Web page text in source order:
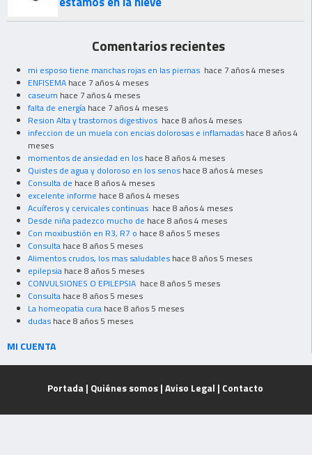
Comentarios recientes
mi esposo tiene manchas rojas en las piernas hace 7 años 4 meses
ENFISEMA hace 7 años 4 meses
caseum hace 7 años 4 meses
falta de energía hace 7 años 4 meses
Resion Alta y trastornos digestivos hace 8 años 4 meses
infeccion de un muela con encias dolorosas e inflamadas hace 8 años 4
meses
momentos de ansiedad en los hace 8 años 4 meses
Quistes de agua y doloroso en los senos hace 8 años 4 meses
Consulta de hace 8 años 4 meses
excelente informe hace 8 años 4 meses
Acuíferos y cervicales continuas hace 8 años 4 meses
Desde niña padezco mucho de hace 8 años 4 meses
Con moxibustión en R3, R7 o hace 8 años 5 meses
Consulta hace 8 años 5 meses
Alimentos crudos, los mas saludables hace 8 años 5 meses
epilepsia hace 8 años 5 meses
CONVULSIONES O EPILEPSIA hace 8 años 5 meses
Consulta hace 8 años 5 meses
La homeopatia cura hace 8 años 5 meses
dudas hace 8 años 5 meses
MI CUENTA
Portada | Quiénes somos| Aviso Legal | Contacto